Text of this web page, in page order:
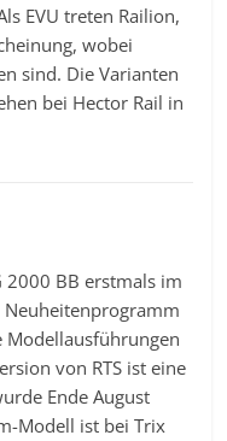
EVU treten Railion,
wobei
sind. Die Varianten
bei Hector Rail in
BB erstmals im
Modellausführungen
von RTS ist eine
Ende August
Modell ist bei Trix